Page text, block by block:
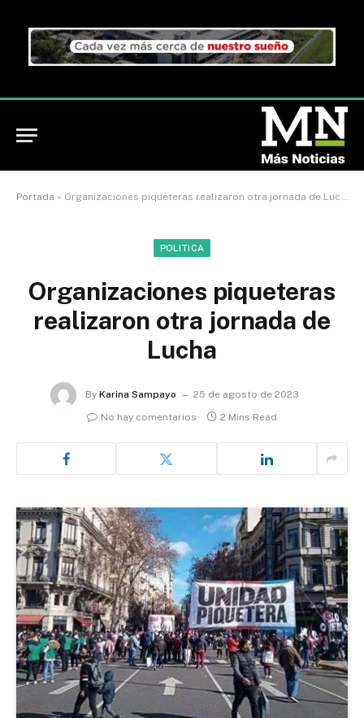
Portada » Organizaciones piqueteras realizaron otra jornada de Lucha
POLITICA
Organizaciones piqueteras
realizaron otra jornada de
Lucha
By Karina Sampayo
25 de agosto de 2023
No hay comentarios
2 Mins Read